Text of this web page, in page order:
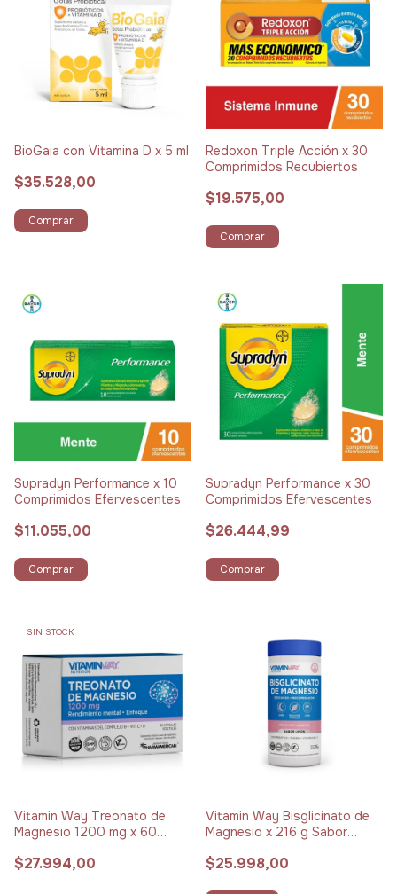
BioGaia con Vitamina D x 5 ml
$35.528,00
Comprar
Redoxon Triple Acción x 30
Comprimidos Recubiertos
$19.575,00
Comprar
Supradyn Performance x 10
Comprimidos Efervescentes
$11.055,00
Comprar
Supradyn Performance x 30
Comprimidos Efervescentes
$26.444,99
Comprar
SIN STOCK
Vitamin Way Treonato de
Magnesio 1200 mg x 60
$27.994,00
Vitamin Way Bisglicinato de
Magnesio x 216 g Sabor
$25.998,00